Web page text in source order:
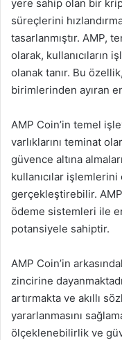
yere sahip olan bir
süreçlerini
tasarlanmıştır. AMP,
olarak, kullanıcıların
olanak tanır. Bu
birimlerinden ayıran
AMP Coin’in temel
varlıklarını teminat
güvence altına
kullanıcılar
gerçekleştirebilir.
ödeme sistemleri ile
potansiyele sahiptir.
AMP Coin’in
zincirine
artırmakta ve akıllı
yararlanmasını
ölçeklenebilirlik ve